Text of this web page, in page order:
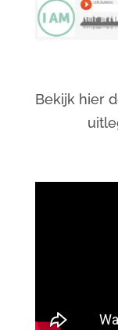
Bekijk hier